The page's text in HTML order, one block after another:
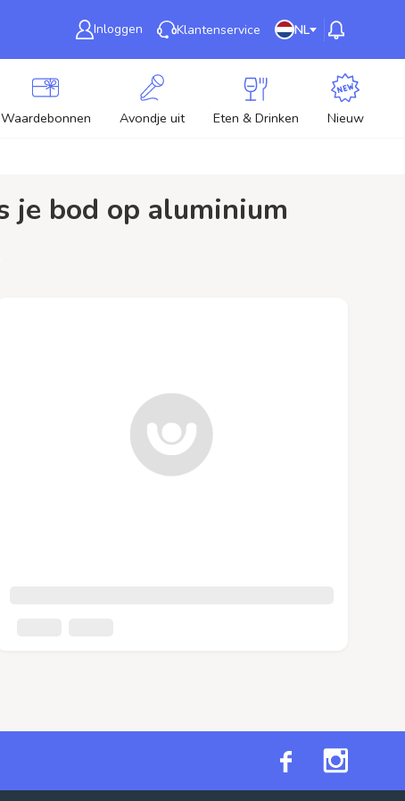
Inloggen Klantenservice NL
Waardebonnen Avondje uit Eten & Drinken Nieuw